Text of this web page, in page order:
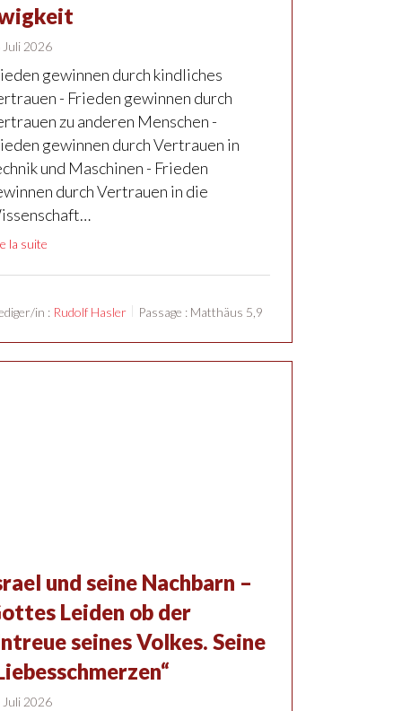
Juli 2026
gewinnen durch kindliches
- Frieden gewinnen durch
zu anderen Menschen -
gewinnen durch Vertrauen in
und Maschinen - Frieden
durch Vertrauen in die
la suite
in : Rudolf Hasler Passage : Matthäus 5,9
und seine Nachbarn –
Leiden ob der
seines Volkes. Seine
Juli 2026